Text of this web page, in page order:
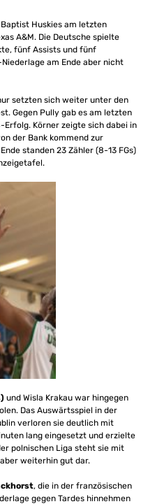
Huskies am letzten
A&M. Die Deutsche spielte
fünf Assists und fünf
am Ende aber nicht
setzten sich weiter unter den
Gegen Pully gab es am letzten
Erfolg. Körner zeigte sich dabei in
der Bank kommend zur
standen 23 Zähler (8-13 FGs)
und Wisla Krakau war hingegen
Das Auswärtsspiel in der
verloren sie deutlich mit
lang eingesetzt und erzielte
polnischen Liga steht sie mit
aber weiterhin gut dar.
, die in der französischen
gegen Tardes hinnehmen